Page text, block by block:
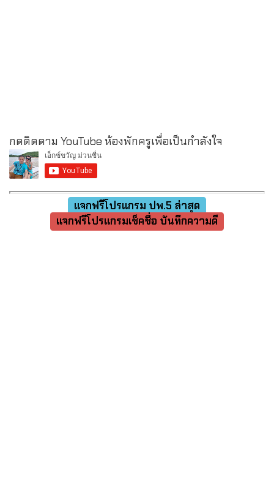
กดติดตาม YouTube ห้องพักครูเพื่อเป็นกำลังใจ
แจกฟรีโปรแกรม ปพ.5 ล่าสุด
แจกฟรีโปรแกรมเช็คชื่อ บันทึกความดี